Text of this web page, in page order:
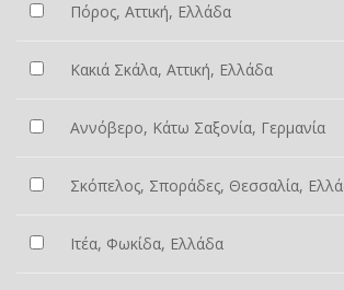
Πόρος, Αττική, Ελλάδα
Κακιά Σκάλα, Αττική, Ελλάδα
Αννόβερο, Κάτω Σαξονία, Γερμανία
Σκόπελος, Σποράδες, Θεσσαλία,
Ιτέα, Φωκίδα, Ελλάδα